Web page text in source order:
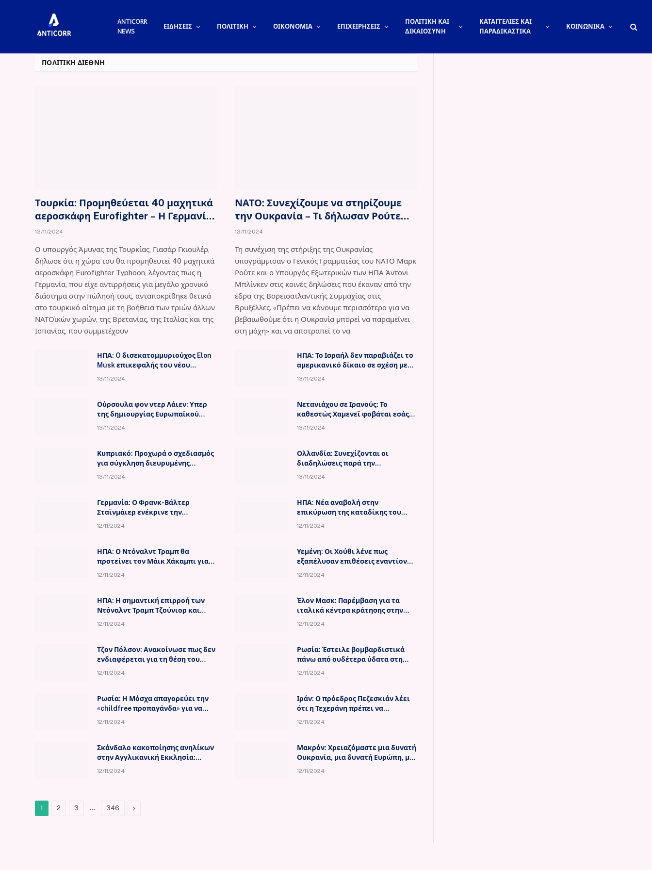
ANTICORR
NEWS
ΕΙΔΗΣΕΙΣ ΠΟΛΙΤΙΚΗ ΟΙΚΟΝΟΜΙΑ ΕΠΙΧΕΙΡΗΣΕΙΣ
ΠΟΛΙΤΙΚΗ ΚΑΙ
ΔΙΚΑΙΟΣΥΝΗ
ΚΑΤΑΓΓΕΛΙΕΣ ΚΑΙ
ΠΑΡΑΔΙΚΑΣΤΙΚΑ
ΚΟΙΝΩΝΙΚΑ
ΠΟΛΙΤΙΚΗ ΔΙΕΘΝΗ
Τουρκία: Προμηθεύεται 40 μαχητικά
αεροσκάφη Eurofighter – Η Γερμανία
ανταποκρίθηκε θετικά, λέει ο
13/11/2024
Ο υπουργός Άμυνας της Τουρκίας, Γιασάρ Γκιουλέρ,
δήλωσε ότι η χώρα του θα προμηθευτεί 40 μαχητικά
αεροσκάφη Eurofighter Typhoon, λέγοντας πως η
Γερμανία, που είχε αντιρρήσεις για μεγάλο χρονικό
διάστημα στην πώλησή τους, ανταποκρίθηκε θετικά
στο τουρκικό αίτημα με τη βοήθεια των τριών άλλων
ΝΑΤΟϊκών χωρών, της Βρετανίας, της Ιταλίας και της
Ισπανίας, που συμμετέχουν
ΝΑΤΟ: Συνεχίζουμε να στηρίζουμε
την Ουκρανία – Τι δήλωσαν Ρούτε
και Μπλίνκεν
13/11/2024
Τη συνέχιση της στήριξης της Ουκρανίας
υπογράμμισαν ο Γενικός Γραμματέας του ΝΑΤΟ Μαρκ
Ρούτε και ο Υπουργός Εξωτερικών των ΗΠΑ Άντονι
Μπλίνκεν στις κοινές δηλώσεις που έκαναν από την
έδρα της Βορειοατλαντικής Συμμαχίας στις
Βρυξέλλες. «Πρέπει να κάνουμε περισσότερα για να
βεβαιωθούμε ότι η Ουκρανία μπορεί να παραμείνει
στη μάχη» και να αποτραπεί το να
ΗΠΑ: O δισεκατομμυριούχος Elon
Musk επικεφαλής του νέου
13/11/2024
ΗΠΑ: Το Ισραήλ δεν παραβιάζει το
αμερικανικό δίκαιο σε σχέση με
13/11/2024
Ούρσουλα φον ντερ Λάιεν: Υπερ
της δημιουργίας Ευρωπαϊκού
13/11/2024
Νετανιάχου σε Ιρανούς: Το
καθεστώς Χαμενεΐ φοβάται εσάς
13/11/2024
Κυπριακό: Προχωρά ο σχεδιασμός
για σύγκληση διευρυμένης
13/11/2024
Ολλανδία: Συνεχίζονται οι
διαδηλώσεις παρά την
13/11/2024
Γερμανία: Ο Φρανκ-Βάλτερ
Σταϊνμάιερ ενέκρινε την
12/11/2024
ΗΠΑ: Νέα αναβολή στην
επικύρωση της καταδίκης του
12/11/2024
ΗΠΑ: Ο Ντόναλντ Τραμπ θα
προτείνει τον Μάικ Χάκαμπι για
12/11/2024
Υεμένη: Οι Χούθι λένε πως
εξαπέλυσαν επιθέσεις εναντίον
12/11/2024
ΗΠΑ: Η σημαντική επιρροή των
Ντόναλντ Τραμπ Τζούνιορ και
12/11/2024
Έλον Μασκ: Παρέμβαση για τα
ιταλικά κέντρα κράτησης στην
12/11/2024
Τζον Πόλσον: Ανακοίνωσε πως δεν
ενδιαφέρεται για τη θέση του
12/11/2024
Ρωσία: Έστειλε βομβαρδιστικά
πάνω από ουδέτερα ύδατα στη
12/11/2024
Ρωσία: Η Μόσχα απαγορεύει την
«childfree προπαγάνδα» για να
12/11/2024
Ιράν: Ο πρόεδρος Πεζεσκιάν λέει
ότι η Τεχεράνη πρέπει να
12/11/2024
Σκάνδαλο κακοποίησης ανηλίκων
στην Αγγλικανική Εκκλησία:
12/11/2024
Μακρόν: Χρειαζόμαστε μια δυνατή
Ουκρανία, μια δυνατή Ευρώπη, μια
12/11/2024
1 2 3 … 346 Next